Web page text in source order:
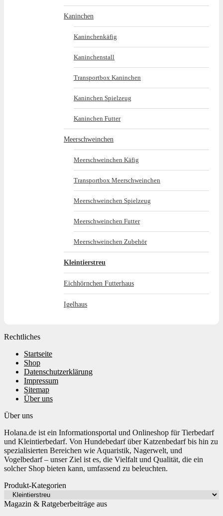
Kaninchen
Kaninchenkäfig
Kaninchenstall
Transportbox Kaninchen
Kaninchen Spielzeug
Kaninchen Futter
Meerschweinchen
Meerschweinchen Käfig
Transportbox Meerschweinchen
Meerschweinchen Spielzeug
Meerschweinchen Futter
Meerschweinchen Zubehör
Kleintierstreu
Eichhörnchen Futterhaus
Igelhaus
Rechtliches
Startseite
Shop
Datenschutzerklärung
Impressum
Sitemap
Über uns
Über uns
Holana.de ist ein Informationsportal und Onlineshop für Tierbedarf
und Kleintierbedarf. Von Hundebedarf über Katzenbedarf bis hin zu
spezialisierten Bereichen wie Aquaristik, Nagerwelt, und
Vogelbedarf – unser Ziel ist es, die Vielfalt und Qualität, die ein
solcher Shop bieten kann, umfassend zu beleuchten.
Produkt-Kategorien
Magazin & Ratgeberbeiträge aus